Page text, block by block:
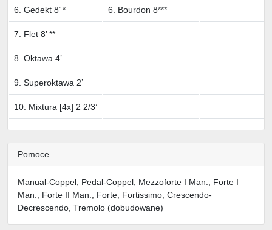
6. Gedekt 8’ * 6. Bourdon 8***
7. Flet 8’ **
8. Oktawa 4’
9. Superoktawa 2’
10. Mixtura [4x] 2 2/3’
Pomoce
Manual-Coppel, Pedal-Coppel, Mezzoforte I Man., Forte I
Man., Forte II Man., Forte, Fortissimo, Crescendo-
Decrescendo, Tremolo (dobudowane)